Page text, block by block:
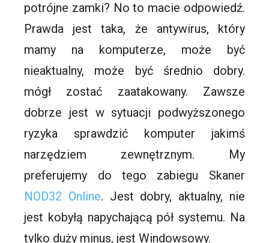
potrójne zamki? No to macie odpowiedź.
Prawda jest taka, że antywirus, który
mamy na komputerze, może być
nieaktualny, może być średnio dobry.
mógł zostać zaatakowany. Zawsze
dobrze jest w sytuacji podwyższonego
ryzyka sprawdzić komputer jakimś
narzędziem zewnętrznym. My
preferujemy do tego zabiegu Skaner
NOD32 Online. Jest dobry, aktualny, nie
jest kobyłą napychającą pół systemu. Na
tylko duży minus, jest Windowsowy.